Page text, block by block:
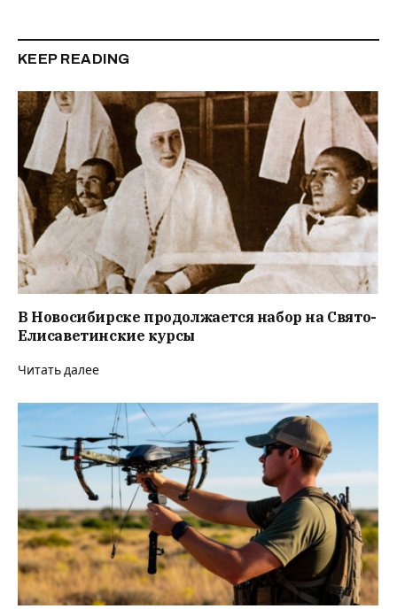
KEEP READING
В Новосибирске продолжается набор на Свято-
Елисаветинские курсы
Читать далее